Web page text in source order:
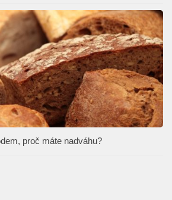
proč máte nadváhu?